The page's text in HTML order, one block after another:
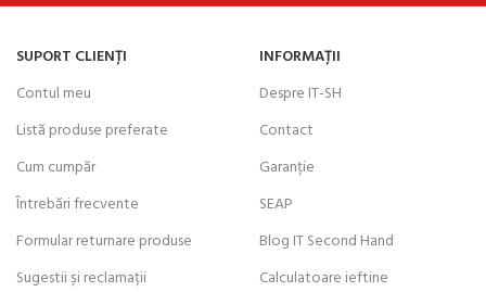
SUPORT CLIENȚI
Contul meu
Listă produse preferate
Cum cumpăr
Întrebări frecvente
Formular returnare produse
Sugestii și reclamații
INFORMAȚII
Despre IT-SH
Contact
Garanție
SEAP
Blog IT Second Hand
Calculatoare ieftine